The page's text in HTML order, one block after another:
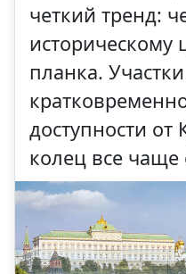
четкий тренд:
историческому
планка.
доступности
колец все чаще